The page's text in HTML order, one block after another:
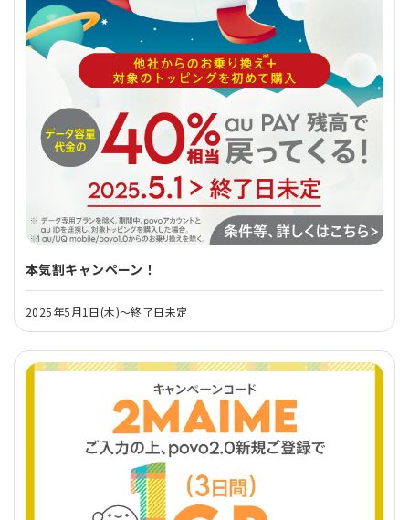
本気割キャンペーン！
2025年5月1日(木)～終了日未定